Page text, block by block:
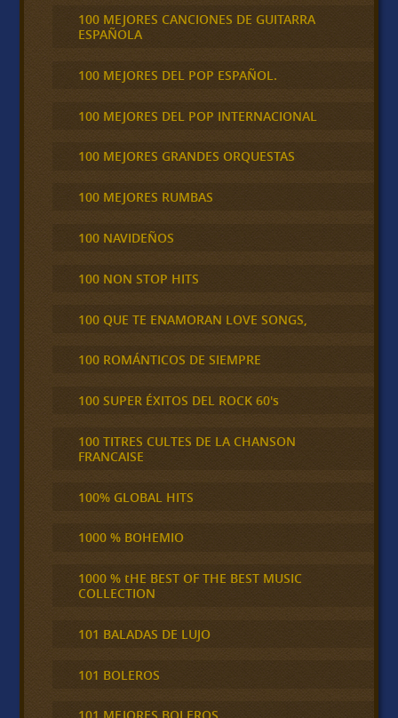
100 MEJORES CANCIONES DE GUITARRA
ESPAÑOLA
100 MEJORES DEL POP ESPAÑOL.
100 MEJORES DEL POP INTERNACIONAL
100 MEJORES GRANDES ORQUESTAS
100 MEJORES RUMBAS
100 NAVIDEÑOS
100 NON STOP HITS
100 QUE TE ENAMORAN LOVE SONGS,
100 ROMÁNTICOS DE SIEMPRE
100 SUPER ÉXITOS DEL ROCK 60's
100 TITRES CULTES DE LA CHANSON
FRANCAISE
100% GLOBAL HITS
1000 % BOHEMIO
1000 % tHE BEST OF THE BEST MUSIC
COLLECTION
101 BALADAS DE LUJO
101 BOLEROS